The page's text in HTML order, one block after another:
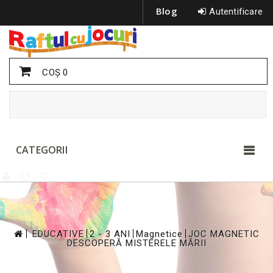
Autentificare
Blog
COŞ0
CATEGORII
>
EDUCATIVE
>
2 - 3 ANI
Magnetice JOC MAGNETIC
DESCOPERĂ MISTERELE MĂRII